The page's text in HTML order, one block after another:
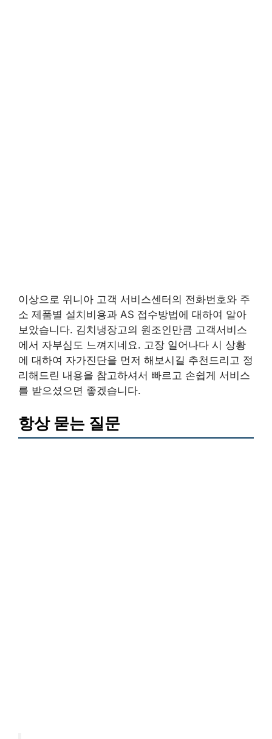
이상으로 위니아 고객 서비스센터의 전화번호와 주
소 제품별 설치비용과 AS 접수방법에 대하여 알아
보았습니다. 김치냉장고의 원조인만큼 고객서비스
에서 자부심도 느껴지네요. 고장 일어나다 시 상황
에 대하여 자가진단을 먼저 해보시길 추천드리고 정
리해드린 내용을 참고하셔서 빠르고 손쉽게 서비스
를 받으셨으면 좋겠습니다.
항상 묻는 질문